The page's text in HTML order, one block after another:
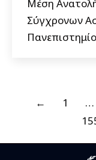
Μέση
Σύγχρονων
← 1 …